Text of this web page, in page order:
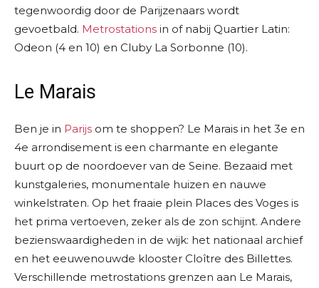
tegenwoordig door de Parijzenaars wordt
gevoetbald. Metrostations in of nabij Quartier Latin:
Odeon (4 en 10) en Cluby La Sorbonne (10).
Le Marais
Ben je in Parijs om te shoppen? Le Marais in het 3e en
4e arrondisement is een charmante en elegante
buurt op de noordoever van de Seine. Bezaaid met
kunstgaleries, monumentale huizen en nauwe
winkelstraten. Op het fraaie plein Places des Voges is
het prima vertoeven, zeker als de zon schijnt. Andere
bezienswaardigheden in de wijk: het nationaal archief
en het eeuwenouwde klooster Cloître des Billettes.
Verschillende metrostations grenzen aan Le Marais,